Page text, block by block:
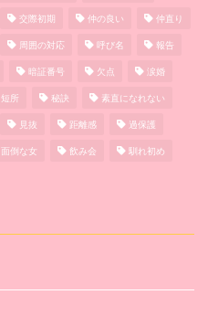
交際初期 仲の良い 仲直り
周囲の対応 呼び名 報告
暗証番号 欠点 涙婚
短所 秘訣 素直になれない
見抜 距離感 過保護
面倒な女 飲み会 馴れ初め